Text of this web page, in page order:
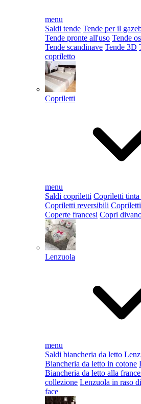
menu
Saldi tende Tende per il
Tende pronte all'uso Tende
Tende scandinave Tende 3D
copriletto
Copriletti
menu
Saldi copriletti Copriletti tinta
Copriletti reversibili
Coperte francesi Copri
Lenzuola
menu
Saldi biancheria da letto
Biancheria da letto in cotone
Biancheria da letto alla
collezione Lenzuola in raso
face